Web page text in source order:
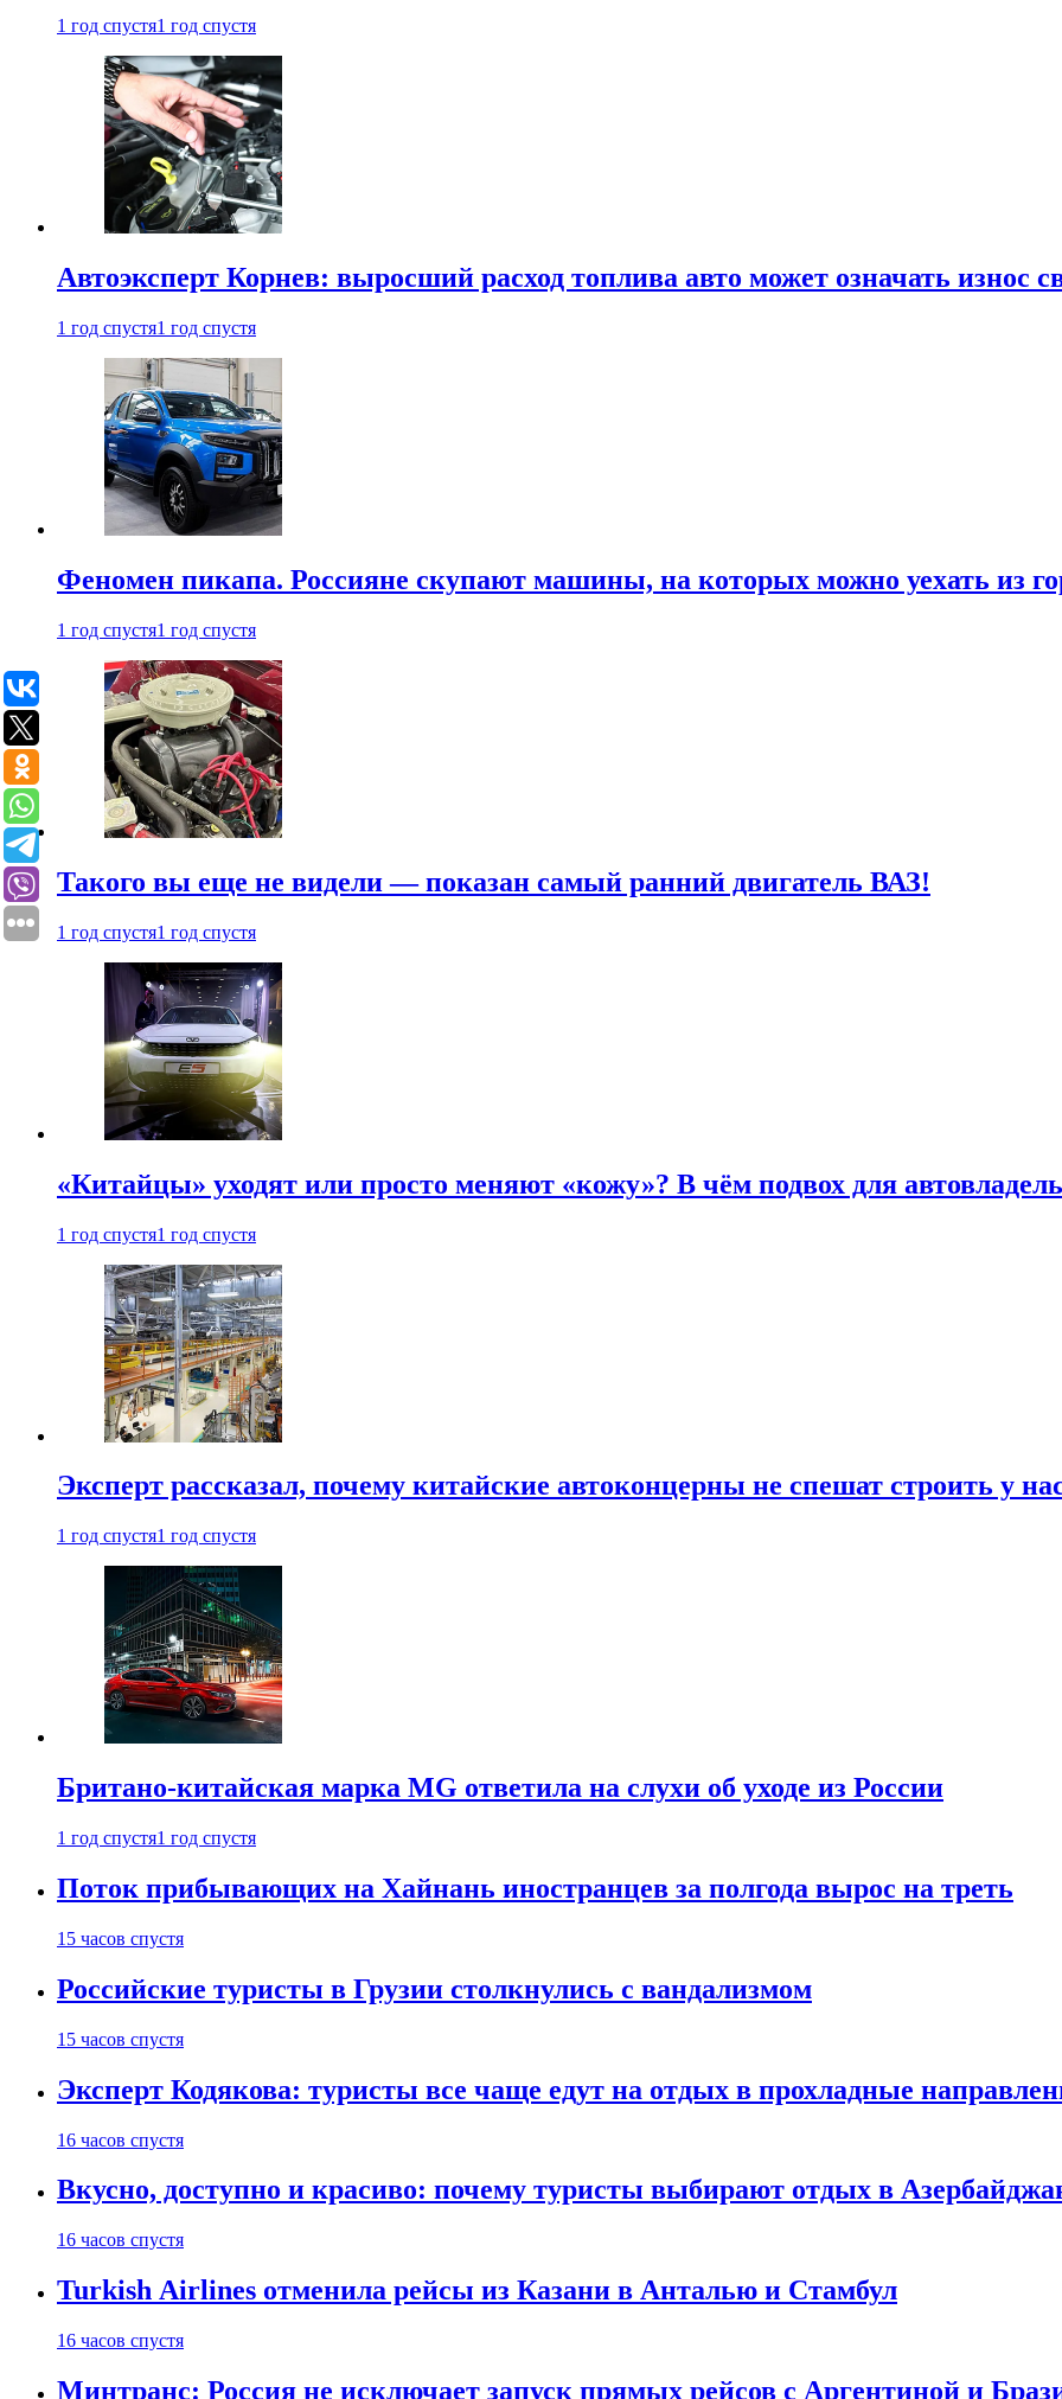
1 год спустя1 год спустя
Автоэксперт Корнев: выросший расход топлива авто может означать износ
1 год спустя1 год спустя
Феномен пикапа. Россияне скупают машины, на которых можно уехать из
1 год спустя1 год спустя
Такого вы еще не видели — показан самый ранний двигатель ВАЗ!
1 год спустя1 год спустя
«Китайцы» уходят или просто меняют «кожу»? В чём подвох для
1 год спустя1 год спустя
Эксперт рассказал, почему китайские автоконцерны не спешат строить у
1 год спустя1 год спустя
Британо-китайская марка MG ответила на слухи об уходе из России
1 год спустя1 год спустя
Поток прибывающих на Хайнань иностранцев за полгода вырос на треть
15 часов спустя
Российские туристы в Грузии столкнулись с вандализмом
15 часов спустя
Эксперт Кодякова: туристы все чаще едут на отдых в прохладные
16 часов спустя
Вкусно, доступно и красиво: почему туристы выбирают отдых в
16 часов спустя
Turkish Airlines отменила рейсы из Казани в Анталью и Стамбул
16 часов спустя
Минтранс: Россия не исключает запуск прямых рейсов с Аргентиной и